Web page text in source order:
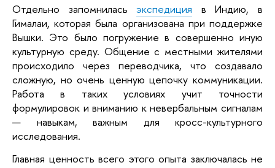
Отдельно запомниласьэкспедиция в Индию, в
Гималаи, которая была организована при поддержке
Вышки. Это было погружение в совершенно иную
культурную среду. Общение с местными жителями
происходило через переводчика, что создавало
сложную, но очень ценную цепочку коммуникации.
Работа в таких условиях учит точности
формулировок и вниманию к невербальным сигналам
— навыкам, важным для кросс-культурного
исследования.
Главная ценность всего этого опыта заключалась не